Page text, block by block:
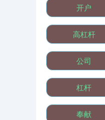
基金指数
开户
高杠杆
公司
杠杆
奉献